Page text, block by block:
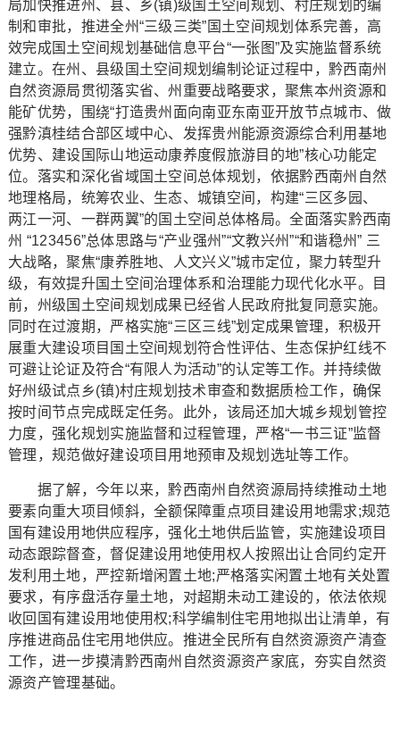
局加快推进州、县、乡(镇)级国土空间规划、村庄规划的编
制和审批，推进全州“三级三类”国土空间规划体系完善，高
效完成国土空间规划基础信息平台“一张图”及实施监督系统
建立。在州、县级国土空间规划编制论证过程中，黔西南州
自然资源局贯彻落实省、州重要战略要求，聚焦本州资源和
能矿优势，围绕“打造贵州面向南亚东南亚开放节点城市、做
强黔滇桂结合部区域中心、发挥贵州能源资源综合利用基地
优势、建设国际山地运动康养度假旅游目的地”核心功能定
位。落实和深化省域国土空间总体规划，依据黔西南州自然
地理格局，统筹农业、生态、城镇空间，构建“三区多园、
两江一河、一群两翼”的国土空间总体格局。全面落实黔西南
州 “123456”总体思路与“产业强州”“文教兴州”“和谐稳州” 三
大战略，聚焦“康养胜地、人文兴义”城市定位，聚力转型升
级，有效提升国土空间治理体系和治理能力现代化水平。目
前，州级国土空间规划成果已经省人民政府批复同意实施。
同时在过渡期，严格实施“三区三线”划定成果管理，积极开
展重大建设项目国土空间规划符合性评估、生态保护红线不
可避让论证及符合“有限人为活动”的认定等工作。并持续做
好州级试点乡(镇)村庄规划技术审查和数据质检工作，确保
按时间节点完成既定任务。此外，该局还加大城乡规划管控
力度，强化规划实施监督和过程管理，严格“一书三证”监督
管理，规范做好建设项目用地预审及规划选址等工作。
据了解，今年以来，黔西南州自然资源局持续推动土地
要素向重大项目倾斜，全额保障重点项目建设用地需求;规范
国有建设用地供应程序，强化土地供后监管，实施建设项目
动态跟踪督查，督促建设用地使用权人按照出让合同约定开
发利用土地，严控新增闲置土地;严格落实闲置土地有关处置
要求，有序盘活存量土地，对超期未动工建设的，依法依规
收回国有建设用地使用权;科学编制住宅用地拟出让清单，有
序推进商品住宅用地供应。推进全民所有自然资源资产清查
工作，进一步摸清黔西南州自然资源资产家底，夯实自然资
源资产管理基础。